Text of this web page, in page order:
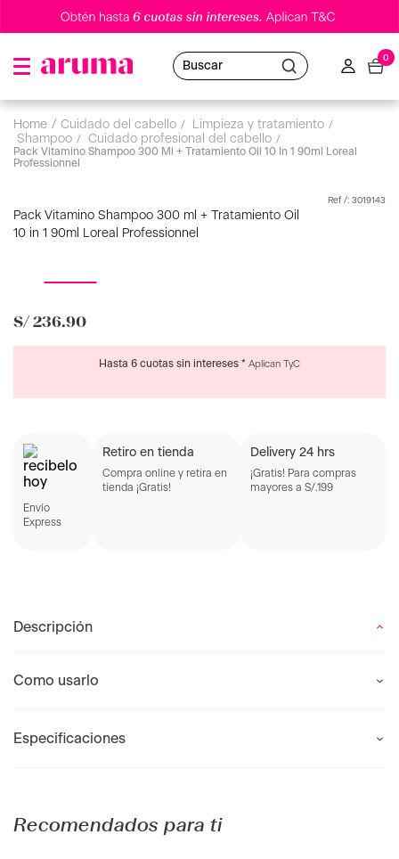
Buscar
0
cuidado del cabello
limpieza y tratamiento
shampoo
Pack Vitamino Shampoo 300 Ml + Tratamiento Oil 10 In 1 90ml Loreal
Professionnel
: 3019143
Pack Vitamino Shampoo 300 ml + Tratamiento Oil
10 in 1 90ml Loreal Professionnel
S/ 236.90
Hasta 6 cuotas sin intereses * Aplican TyC
Envío
Express
Retiro en tienda
Compra online y retira en
tienda ¡Gratis!
Delivery 24 hrs
¡Gratis! Para compras
mayores a S/.199
Descripción
Como usarlo
Especificaciones
Recomendados para ti